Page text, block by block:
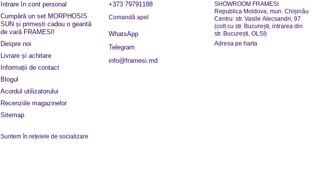
Intrare în cont personal
Cumpără un set MORPHOSIS
SUN și primești cadou o geantă
de vară FRAMESI!
Despre noi
Livrare și achitare
Informații de contact
Blogul
Acordul utilizatorului
Recenziile magazinelor
Sitemap
Suntem în rețelele de socializare
+373 79791188
Comandă apel
WhatsApp
Telegram
info@framesi.md
SHOWROOM FRAMESI
Republica Moldova, mun. Chișinău
Centru: str. Vasile Alecsandri, 97
(colț cu str. București, intrarea din
str. București, OLSI)
Adresa pe harta